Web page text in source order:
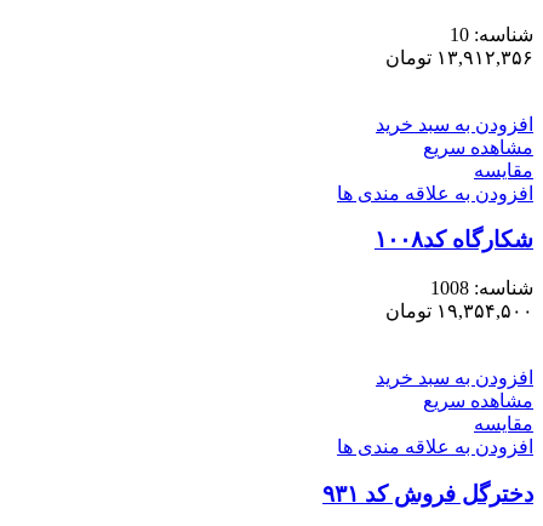
شناسه: 10
۱۳,۹۱۲,۳۵۶ تومان
افزودن به سبد خرید
مشاهده سریع
مقایسه
افزودن به علاقه مندی ها
شکارگاه کد۱۰۰۸
شناسه: 1008
۱۹,۳۵۴,۵۰۰ تومان
افزودن به سبد خرید
مشاهده سریع
مقایسه
افزودن به علاقه مندی ها
دخترگل فروش کد ۹۳۱